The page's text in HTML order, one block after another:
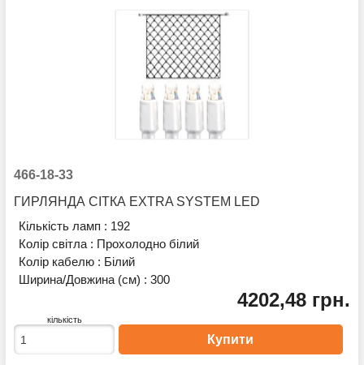
466-18-33
ГИРЛЯНДА СІТКА EXTRA SYSTEM LED
Кількість ламп : 192
Колір світла : Прохолодно білий
Колір кабелю : Білий
Ширина/Довжина (см) :300
4202,48 грн.
кількість